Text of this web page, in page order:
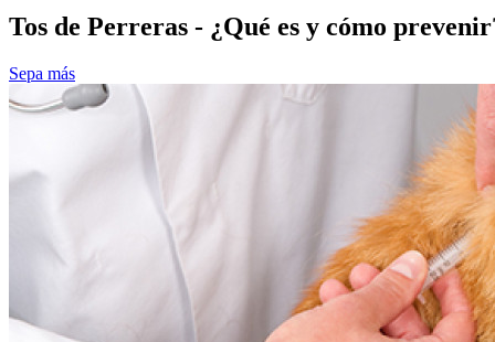
Tos de Perreras - ¿Qué es y cómo
Sepa más